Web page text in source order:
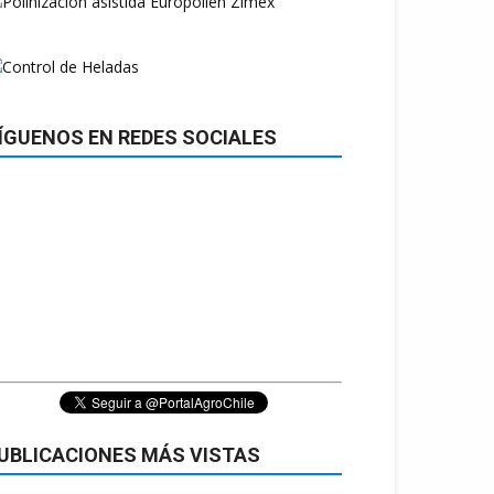
EN REDES SOCIALES
MÁS VISTAS